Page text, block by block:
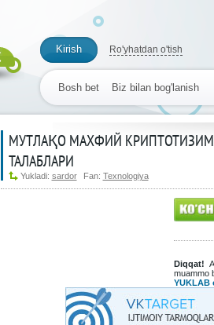
Kirish Ro'yhatdan o'tish
Bosh bet Biz bilan bog'lanish
МУТЛАҚО МАХФИЙ
ТАЛАБЛАРИ
Yukladi: sardor Fan: Texnologiya
Diqqat!
muammo
YUKLAB